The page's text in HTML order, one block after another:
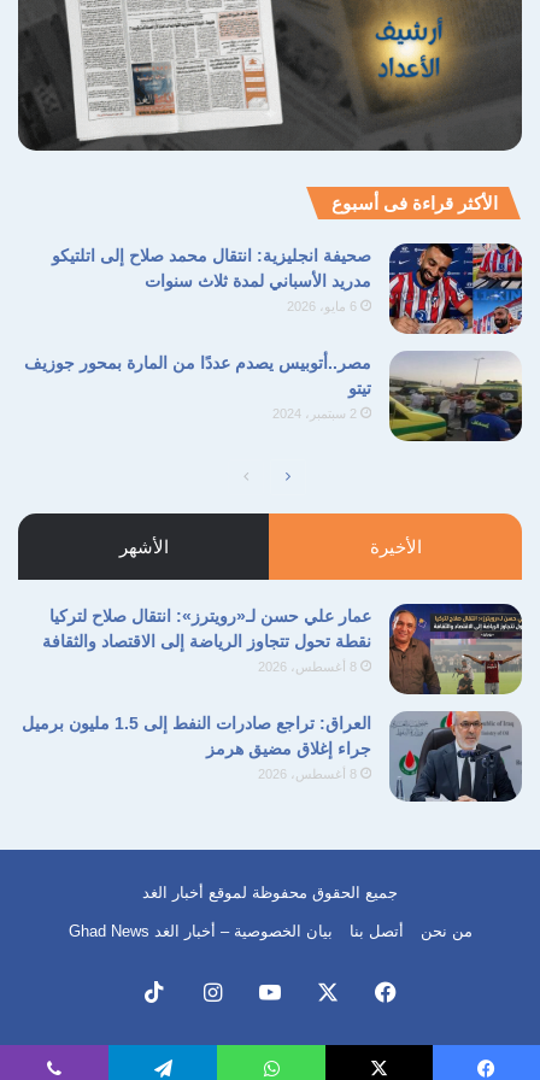
العربي، وكان من أبرزها تجسيده لشخصية
الموسيقار محمد عبد الوهاب في مسلسل «أم
كلثوم»، وهو الدور الذي حظي بإشادة واسعة لما
تميز به من دقة وإتقان في الأداء.
وعُرف عبد العزيز مخيون طوال مشواره الفني
بابتعاده عن الضجيج الإعلامي، وحرصه على أن
تكون أعماله هي المتحدث الحقيقي باسمه. فلم
يكن من الفنانين الساعين إلى البطولة المطلقة أو
وخلال أكثر من خمسين عامًا من العطاء، ظل
مخيون نموذجًا للفنان المثقف والملتزم، الذي
ونجح في تقديم شخصيات ستظل محفورة في
الأكثر قراءة فى أسبوع
صحيفة انجليزية: انتقال محمد صلاح إلى اتلتيكو
مدريد الأسباني لمدة ثلاث سنوات
6 مايو، 2026
مصر..أتوبيس يصدم عددًا من المارة بمحور جوزيف
تيتو
2 سبتمبر، 2024
الصفحة
السابقة
الصفحة
التالية
الأخيرة الأشهر
عمار علي حسن لـ«رويترز»: انتقال صلاح لتركيا
نقطة تحول تتجاوز الرياضة إلى الاقتصاد والثقافة
8 أغسطس، 2026
العراق: تراجع صادرات النفط إلى 1.5 مليون برميل
جراء إغلاق مضيق هرمز
8 أغسطس، 2026
جميع الحقوق محفوظة لموقع أخبار الغد
من نحن أتصل بنا بيان الخصوصية – أخبار الغد Ghad News
فيسبوك ‫YouTubeانستقرام